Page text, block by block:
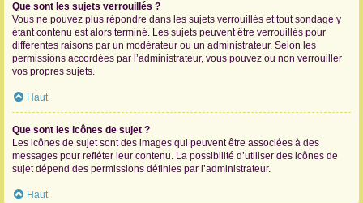
Que sont les sujets verrouillés ?
Vous ne pouvez plus répondre dans les sujets verrouillés et tout sondage y
étant contenu est alors terminé. Les sujets peuvent être verrouillés pour
différentes raisons par un modérateur ou un administrateur. Selon les
permissions accordées par l’administrateur, vous pouvez ou non verrouiller
vos propres sujets.
Haut
Que sont les icônes de sujet ?
Les icônes de sujet sont des images qui peuvent être associées à des
messages pour refléter leur contenu. La possibilité d’utiliser des icônes de
sujet dépend des permissions définies par l’administrateur.
Haut